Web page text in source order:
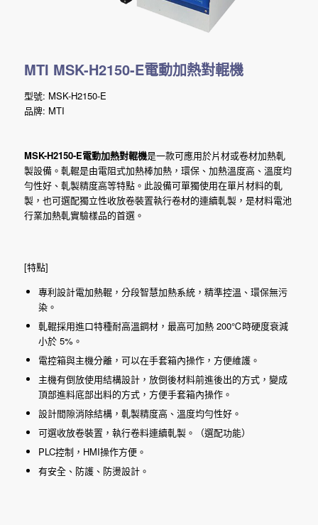
MTI MSK-H2150-E電動加熱對輥機
型號: MSK-H2150-E
品牌: MTI
MSK-H2150-E電動加熱對輥機是一款可應用於片材或卷材加熱軋
製設備。軋輥是由電阻式加熱棒加熱，環保、加熱溫度高、溫度均
勻性好、軋製精度高等特點。此設備可單獨使用在單片材料的軋
製，也可選配獨立性收放卷裝置執行卷材的連續軋製，是材料電池
行業加熱軋實驗樣品的首選。
[特點]
專利設計電加熱輥，分段智慧加熱系統，精準控溫、環保無污
染。
軋輥採用進口特種耐高溫鋼材，最高可加熱 200℃時硬度衰減
小於 5%。
電控箱與主機分離，可以在手套箱內操作，方便維護。
主機有倒放使用結構設計，放倒後材料前進後出的方式，變成
頂部進料底部出料的方式，方便手套箱內操作。
設計間隙消除結構，軋製精度高、溫度均勻性好。
可選收放卷裝置，執行卷料連續軋製。（選配功能）
PLC控制，HMI操作方便。
有安全、防護、防燙設計。